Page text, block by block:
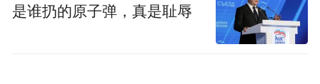
是谁扔的原子弹，真是耻辱